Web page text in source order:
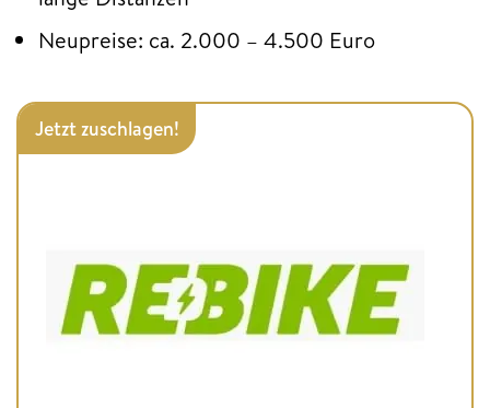
Neupreise: ca. 2.000 – 4.500 Euro
Jetzt zuschlagen!